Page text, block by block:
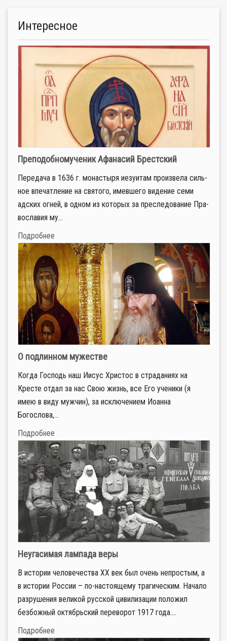
Интересное
Преподобномученик Афанасий Брестский
Пе­ре­да­ча в 1636 г. мо­на­сты­ря иезу­и­там про­из­ве­ла силь­
ное впе­чат­ле­ние на свя­то­го, имев­ше­го ви­де­ние се­ми
адских ог­ней, в од­ном из ко­то­рых за пре­сле­до­ва­ние Пра­
во­сла­вия му­...
Подробнее
О подлинном мужестве
Когда Господь наш Иисус Христос в страданиях на
Кресте отдал за нас Свою жизнь, все Его ученики (я
имею в виду мужчин), за исключением Иоанна
Богослова,...
Подробнее
Неугасимая лампада веры
В истории человечества ХХ век был очень непростым, а
в истории России – по-настоящему трагическим. Начало
разрушения великой русской цивилизации положил
безбожный октябрьский переворот 1917 года....
Подробнее